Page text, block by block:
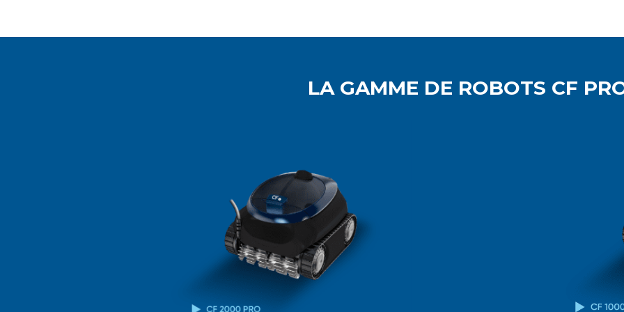
LA GAMME DE ROBOTS CF